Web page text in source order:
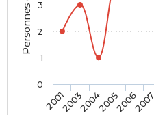
200120032004200520062007
0
1
2
3